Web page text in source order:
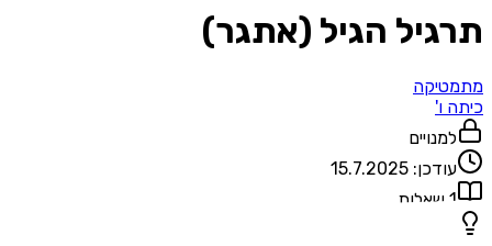
תרגיל הגיל (אתגר)
מתמטיקה
כיתה ו'
למנויים
עודכן: 15.7.2025
1 שאלות